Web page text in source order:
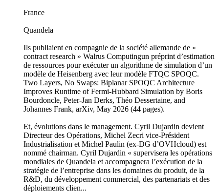
France
Quandela
Ils publiaient en compagnie de la société allemande de «
contract research » Walrus Computingun préprint d’estimation
de ressources pour exécuter un algorithme de simulation d’un
modèle de Heisenberg avec leur modèle FTQC SPOQC.
Two Layers, No Swaps: Biplanar SPOQC Architecture
Improves Runtime of Fermi-Hubbard Simulation by Boris
Bourdoncle, Peter-Jan Derks, Théo Dessertaine, and
Johannes Frank, arXiv, May 2026 (44 pages).
Et, évolutions dans le management. Cyril Dujardin devient
Directeur des Opérations, Michel Zecri vice-Président
Industrialisation et Michel Paulin (ex-DG d’OVHcloud) est
nommé chairman. Cyril Dujardin « supervisera les opérations
mondiales de Quandela et accompagnera l’exécution de la
stratégie de l’entreprise dans les domaines du produit, de la
R&D, du développement commercial, des partenariats et des
déploiements clien...